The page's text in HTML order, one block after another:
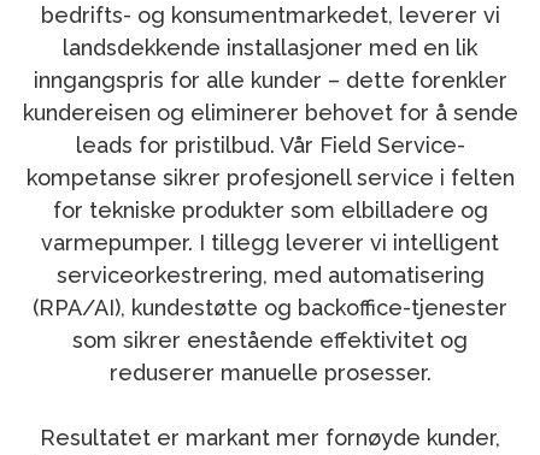
bedrifts- og konsumentmarkedet, leverer vi
landsdekkende installasjoner med en lik
inngangspris for alle kunder – dette forenkler
kundereisen og eliminerer behovet for å sende
leads for pristilbud. Vår Field Service-
kompetanse sikrer profesjonell service i felten
for tekniske produkter som elbilladere og
varmepumper. I tillegg leverer vi intelligent
serviceorkestrering, med automatisering
(RPA/AI), kundestøtte og backoffice-tjenester
som sikrer enestående effektivitet og
reduserer manuelle prosesser.
Resultatet er markant mer fornøyde kunder,